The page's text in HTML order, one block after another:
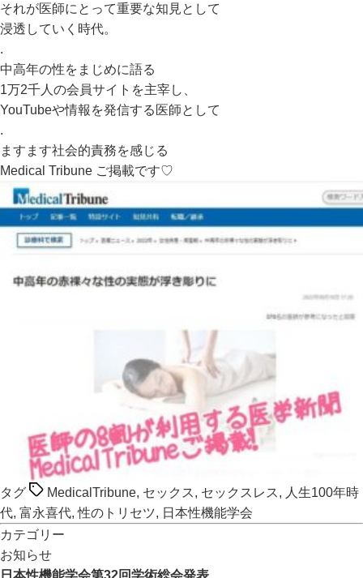
それが医師にとって重要な知見として
浸透していく時代。
.
中高年の性をまじめに語る
1万2千人の会員サイトを主宰し、
YouTubeや情報を発信する医師として
.
ますます社会的責務を感じる
Medical Tribune ご掲載です♡
タグ MedicalTribune, セックス, セックスレス, 人生100年時
代, 富永喜代,性のトリセツ, 日本性機能学会
カテゴリー
お知らせ
日本性機能学会第32回学術総会発表